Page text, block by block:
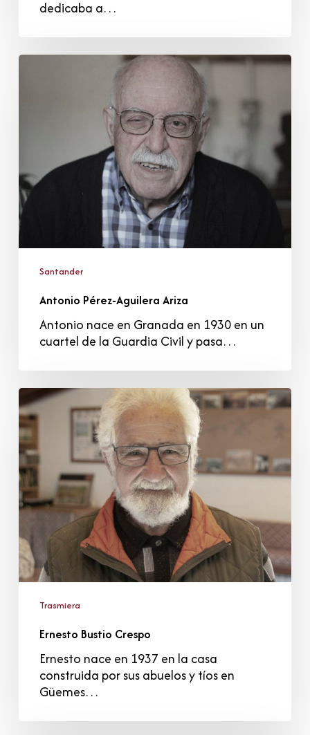
dedicaba a…
Antonio
Santander
Antonio Pérez-Aguilera Ariza
Antonio nace en Granada en 1930 en un
cuartel de la Guardia Civil y pasa…
Ernesto
Bustio
Crespo
Trasmiera
Ernesto Bustio Crespo
Ernesto nace en 1937 en la casa
construida por sus abuelos y tíos en
Güemes…